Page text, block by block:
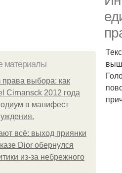
материалы
права выбора: как
Cirnansck 2012 года
в манифест
всё: выход приянки
Dior обернулся
из-за небрежного